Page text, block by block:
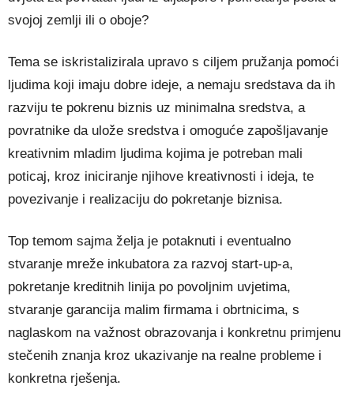
svojoj zemlji ili o oboje?
Tema se iskristalizirala upravo s ciljem pružanja pomoći
ljudima koji imaju dobre ideje, a nemaju sredstava da ih
razviju te pokrenu biznis uz minimalna sredstva, a
povratnike da ulože sredstva i omoguće zapošljavanje
kreativnim mladim ljudima kojima je potreban mali
poticaj, kroz iniciranje njihove kreativnosti i ideja, te
povezivanje i realizaciju do pokretanje biznisa.
Top temom sajma želja je potaknuti i eventualno
stvaranje mreže inkubatora za razvoj start-up-a,
pokretanje kreditnih linija po povoljnim uvjetima,
stvaranje garancija malim firmama i obrtnicima, s
naglaskom na važnost obrazovanja i konkretnu primjenu
stečenih znanja kroz ukazivanje na realne probleme i
konkretna rješenja.